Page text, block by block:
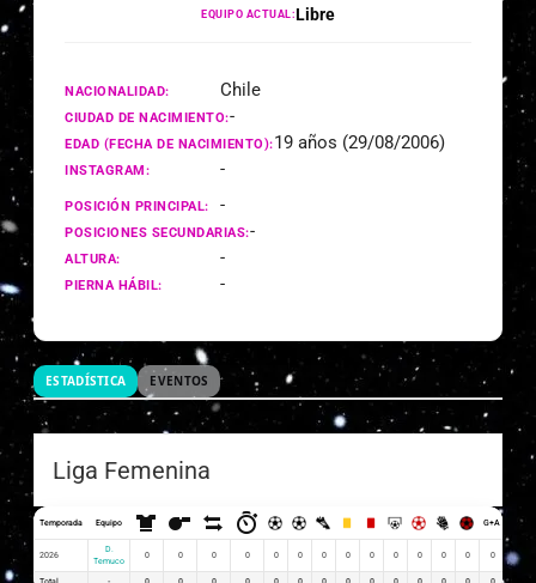
EQUIPO ACTUAL:Libre
NACIONALIDAD: Chile
CIUDAD DE NACIMIENTO:-
EDAD (FECHA DE NACIMIENTO):19 años (29/08/2006)
INSTAGRAM: -
POSICIÓN PRINCIPAL: -
POSICIONES SECUNDARIAS:-
ALTURA: -
PIERNA HÁBIL: -
ESTADÍSTICA EVENTOS
Liga Femenina
Temporada Equipo G+A G x PJ
2026
D.
Temuco
0 0 0 0 0 0 0 0 0 0 0 0 0 0 0